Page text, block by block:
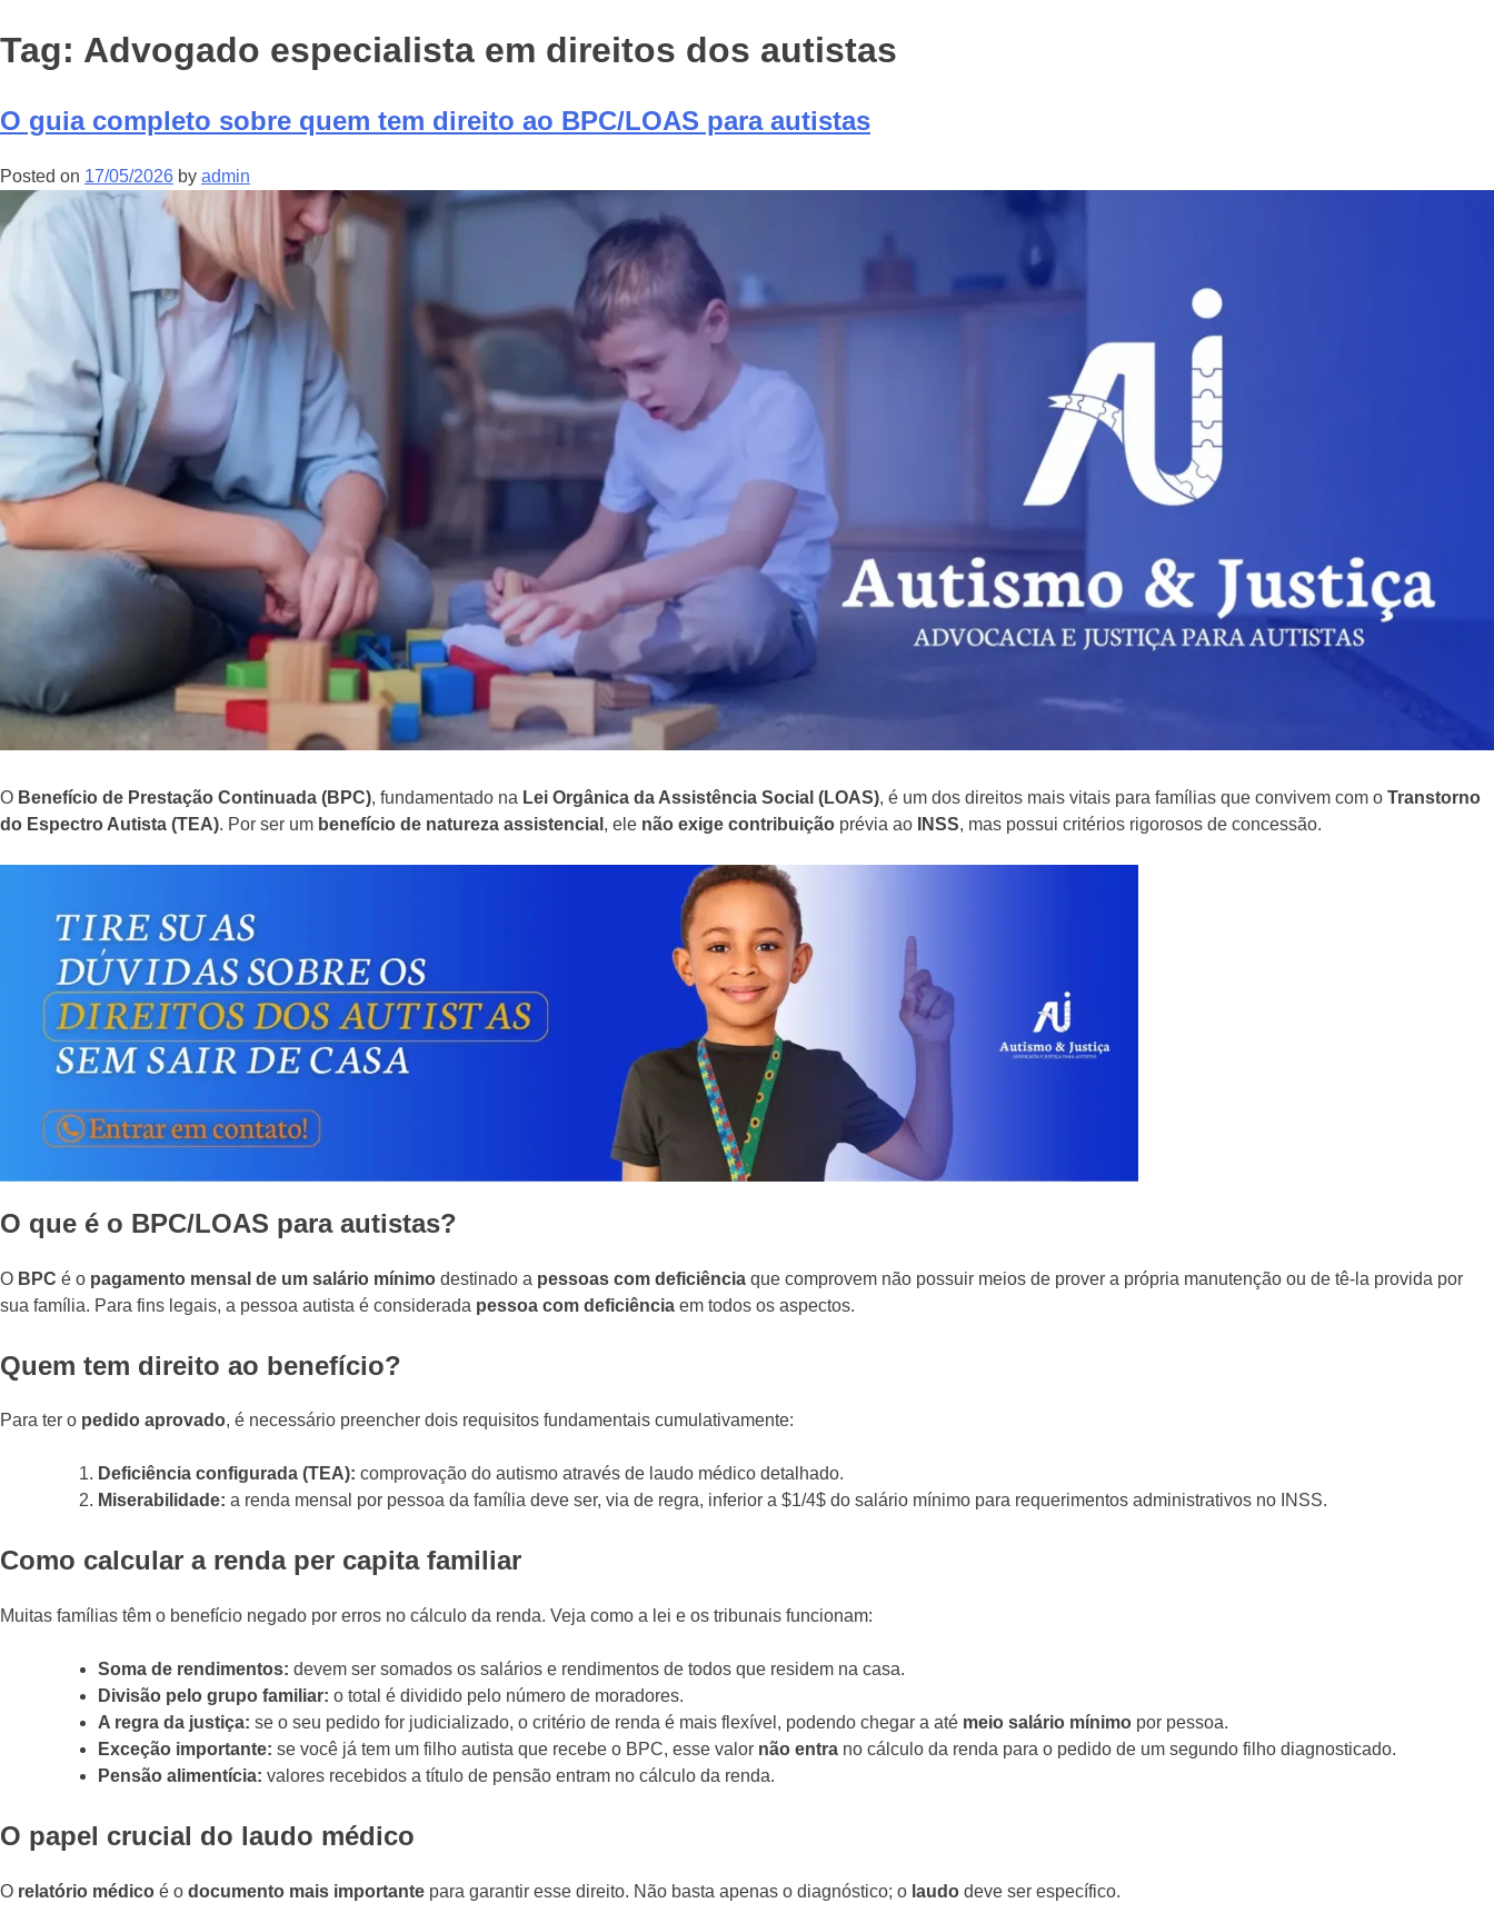
Tag: Advogado especialista em direitos dos autistas
O guia completo sobre quem tem direito ao BPC/LOAS para autistas
Posted on 17/05/2026 by admin
O Benefício de Prestação Continuada (BPC), fundamentado na Lei Orgânica da Assistência Social (LOAS), é um dos direitos mais vitais para famílias que convivem com o Transtorno
do Espectro Autista (TEA). Por ser um benefício de natureza assistencial , ele não exige contribuição prévia ao INSS, mas possui critérios rigorosos de concessão.
O que é o BPC/LOAS para autistas?
O BPC é o pagamento mensal de um salário mínimo destinado a pessoas com deficiência que comprovem não possuir meios de prover a própria manutenção ou de tê-la provida por
sua família. Para fins legais, a pessoa autista é considerada pessoa com deficiência em todos os aspectos.
Quem tem direito ao benefício?
Para ter o pedido aprovado, é necessário preencher dois requisitos fundamentais cumulativamente:
Deficiência configurada (TEA): comprovação do autismo através de laudo médico detalhado.
Miserabilidade: a renda mensal por pessoa da família deve ser, via de regra, inferior a $1/4$ do salário mínimo para requerimentos administrativos no INSS.
Como calcular a renda per capita familiar
Muitas famílias têm o benefício negado por erros no cálculo da renda. Veja como a lei e os tribunais funcionam:
Soma de rendimentos: devem ser somados os salários e rendimentos de todos que residem na casa.
Divisão pelo grupo familiar: o total é dividido pelo número de moradores.
A regra da justiça: se o seu pedido for judicializado, o critério de renda é mais flexível, podendo chegar a até meio salário mínimo por pessoa.
Exceção importante: se você já tem um filho autista que recebe o BPC, esse valor não entra no cálculo da renda para o pedido de um segundo filho diagnosticado.
Pensão alimentícia: valores recebidos a título de pensão entram no cálculo da renda.
O papel crucial do laudo médico
O relatório médico é o documento mais importante para garantir esse direito. Não basta apenas o diagnóstico; o laudo deve ser específico.